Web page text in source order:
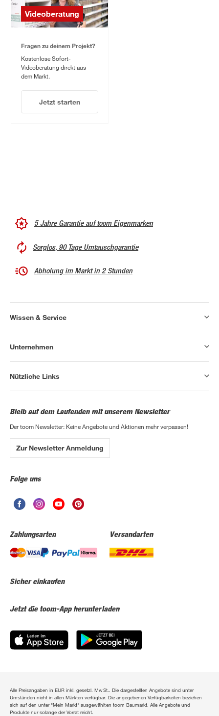
Videoberatung
Fragen zu deinem Projekt?
Kostenlose Sofort-
Videoberatung direkt aus
dem Markt.
Jetzt starten
5 Jahre Garantie auf toom Eigenmarken
Sorglos, 90 Tage Umtauschgarantie
Abholung im Markt in 2 Stunden
Wissen & Service
Unternehmen
Nützliche Links
Bleib auf dem Laufenden mit unserem Newsletter
Der toom Newsletter: Keine Angebote und Aktionen mehr verpassen!
Zur Newsletter Anmeldung
Folge uns
Zahlungsarten Versandarten
Sicher einkaufen
Jetzt die toom-App herunterladen
Alle Preisangaben in EUR inkl. gesetzl. MwSt.. Die dargestellten Angebote sind unter
Umständen nicht in allen Märkten verfügbar. Die angegebenen Verfügbarkeiten beziehen
sich auf den unter "Mein Markt" ausgewählten toom Baumarkt. Alle Angebote und
Produkte nur solange der Vorrat reicht.